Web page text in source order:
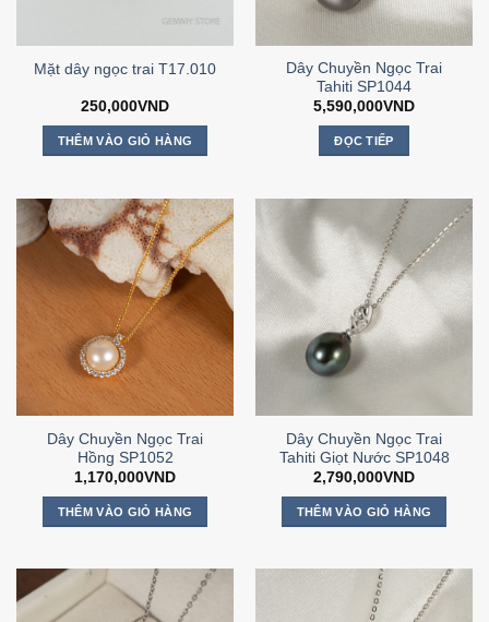
Mặt dây ngọc trai T17.010
250,000VND
THÊM VÀO GIỎ HÀNG
Dây Chuyền Ngọc Trai
Tahiti SP1044
5,590,000VND
ĐỌC TIẾP
Dây Chuyền Ngọc Trai
Hồng SP1052
1,170,000VND
THÊM VÀO GIỎ HÀNG
Dây Chuyền Ngọc Trai
Tahiti Giọt Nước SP1048
2,790,000VND
THÊM VÀO GIỎ HÀNG